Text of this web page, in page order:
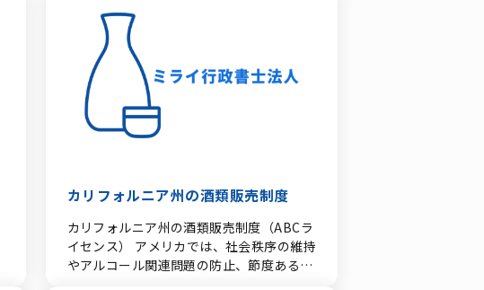
のが一般的な方法です。 日本で必要な輸出
免許について 日本国内からベトナムへ自社
で酒類を直接輸出する場合、日本側で「輸
出酒類卸売業免許」の取得が必要となりま
す。（※酒類製造者が自社製造品を輸出す
る場合を除く） この「輸出酒類卸売業免
許」を申請するにあたって、必ず必要とな
ることは「取引の確実性」です。 日本国内
入業者）の確保（現地企業のライセンス確
認や購入意向書・契約書） 「日本国内の仕
入れルートはあるが、ベトナム現地で輸入
許可を持つパートナー企業が見つからず免
許が申請できない」というケースが非常に
カリフォルニア州の酒類販売制度
カリフォルニア州の酒類販売制度（ABCラ
イセンス） アメリカでは、社会秩序の維持
やアルコール関連問題の防止、節度ある消